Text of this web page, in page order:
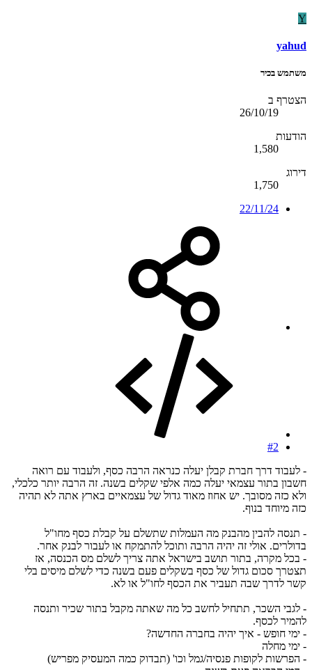
Y
yahud
משתמש בכיר
הצטרף ב
26/10/19
הודעות
1,580
דירוג
1,750
22/11/24
#2
- לעבוד דרך חברת קבלן יעלה כנראה הרבה כסף, ולעבוד עם רואה
חשבון בתור עצמאי יעלה כמה אלפי שקלים בשנה. זה הרבה יותר כלכלי,
ולא כזה מסובך. יש אחוז מאוד גדול של עצמאיים בארץ אתה לא תהיה
כזה מיוחד בנוף.
- תנסה להבין מהבנק מה העמלות שתשלם על קבלת כסף מחו"ל
בדולרים. אולי זה יהיה הרבה ותוכל להתמקח או לעבור לבנק אחר.
- בכל מקרה, בתור תושב בישראל אתה צריך לשלם מס הכנסה, אז
תצטרך סכום גדול של כסף בשקלים פעם בשנה כדי לשלם מיסים בלי
קשר לדרך שבה תעביר את הכסף לחו"ל או לא.
- לגבי השכר, תתחיל לחשב כל מה שאתה מקבל בתור שכיר ותנסה
להמיר לכסף.
- ימי חופש - איך יהיה בחברה החדשה?
- ימי מחלה
- הפרשות לקופות פנסיה/גמל וכו' (תבדוק כמה המעסיק מפריש)